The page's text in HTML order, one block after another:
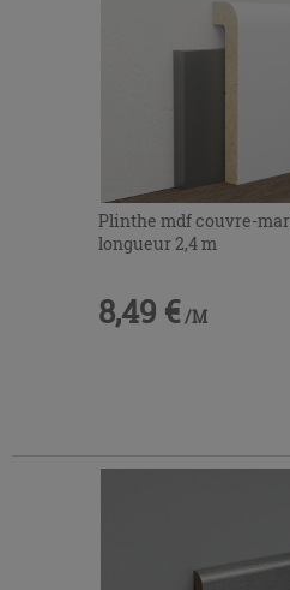
Plinthe mdf couvre-
longueur 2,4 m
8,49 € /M